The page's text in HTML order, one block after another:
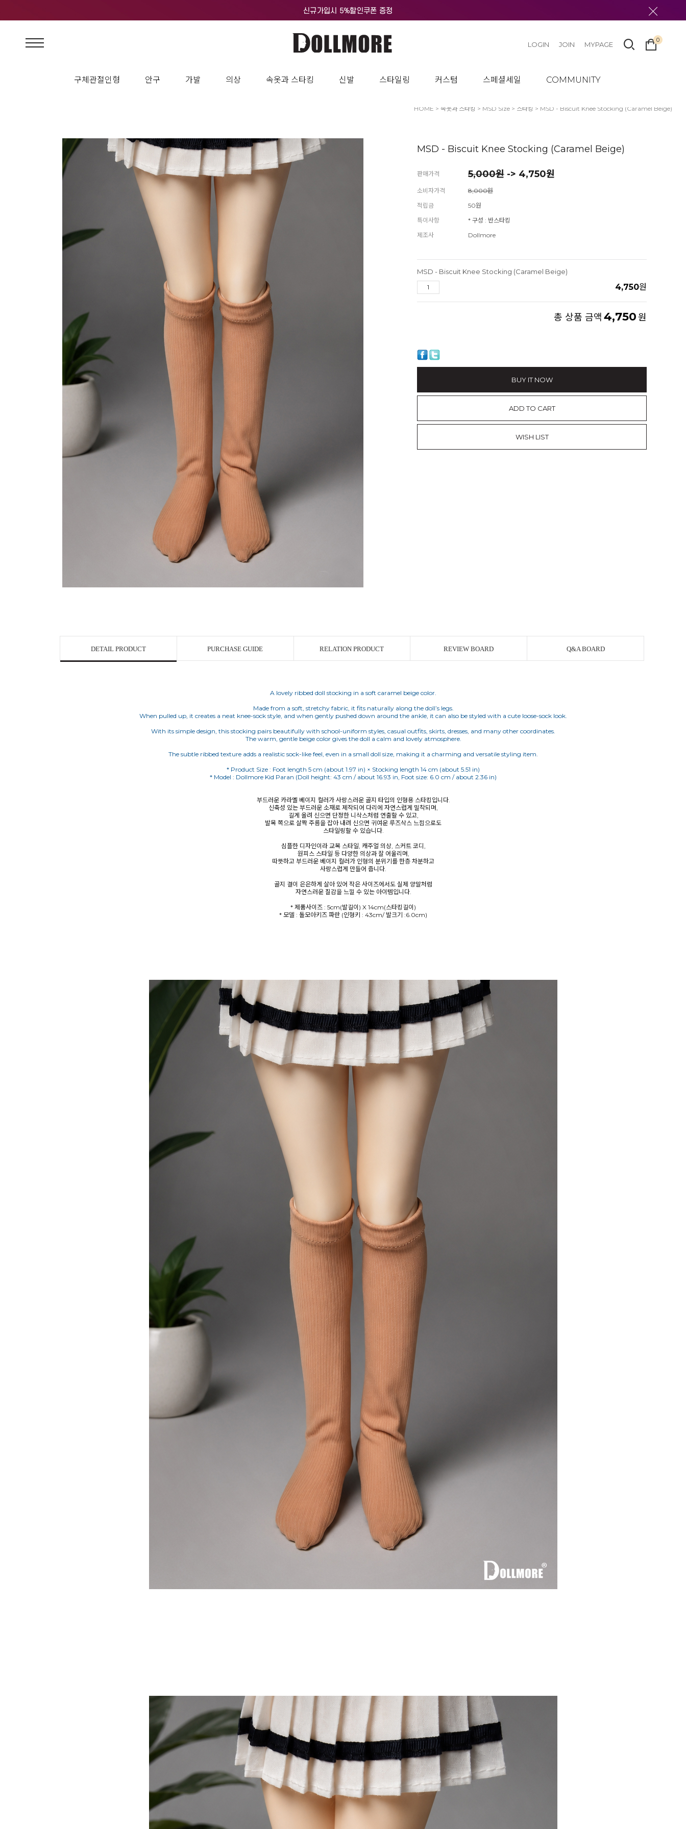
구체관절인형 안구 가발 의상 속옷과 스타킹 신발 스타일링 커스텀 스페셜세일 COMMUNITY
LOGIN JOIN MYPAGE
0
HOME > 속옷과 스타킹 > MSD Size > 스타킹 > MSD - Biscuit Knee Stocking (Caramel Beige)
MSD - Biscuit Knee Stocking (Caramel Beige)
판매가격 5,000원 -> 4,750원
소비자가격
8,000원
적립금
50원
특이사항
* 구성 : 반스타킹
제조사
Dollmore
MSD - Biscuit Knee Stocking (Caramel Beige)
4,750원
총 상품 금액 4,750원
BUY IT NOW
ADD TO CART
WISH LIST
DETAIL PRODUCT PURCHASE GUIDE RELATION PRODUCT REVIEW BOARD Q&A BOARD
A lovely ribbed doll stocking in a soft caramel beige color.
Made from a soft, stretchy fabric, it fits naturally along the doll’s legs.
When pulled up, it creates a neat knee-sock style, and when gently pushed down around the ankle, it can also be styled with a cute loose-sock look.
With its simple design, this stocking pairs beautifully with school-uniform styles, casual outfits, skirts, dresses, and many other coordinates.
The warm, gentle beige color gives the doll a calm and lovely atmosphere.
The subtle ribbed texture adds a realistic sock-like feel, even in a small doll size, making it a charming and versatile styling item.
* Product Size : Foot length 5 cm (about 1.97 in) × Stocking length 14 cm (about 5.51 in)
* Model : Dollmore Kid Paran (Doll height: 43 cm / about 16.93 in, Foot size: 6.0 cm / about 2.36 in)
부드러운 카라멜 베이지 컬러가 사랑스러운 골지 타입의 인형용 스타킹입니다.
신축성 있는 부드러운 소재로 제작되어 다리에 자연스럽게 밀착되며,
길게 올려 신으면 단정한 니삭스처럼 연출할 수 있고,
발목 쪽으로 살짝 주름을 잡아 내려 신으면 귀여운 루즈삭스 느낌으로도
스타일링할 수 있습니다.
심플한 디자인이라 교복 스타일, 캐주얼 의상, 스커트 코디,
원피스 스타일 등 다양한 의상과 잘 어울리며,
따뜻하고 부드러운 베이지 컬러가 인형의 분위기를 한층 차분하고
사랑스럽게 만들어 줍니다.
골지 결이 은은하게 살아 있어 작은 사이즈에서도 실제 양말처럼
자연스러운 질감을 느낄 수 있는 아이템입니다.
* 제품사이즈 : 5cm(발길이) X 14cm(스타킹길이)
* 모델 : 돌모아키즈 파란 (인형키 : 43cm/ 발크기 :6.0cm)